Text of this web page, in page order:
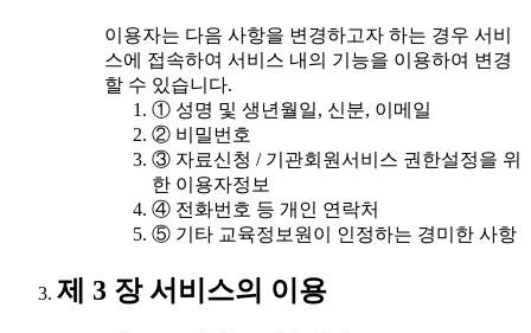
이용자는 다음 사항을 변경하고자 하는 경우 서비
스에 접속하여 서비스 내의 기능을 이용하여 변경
할 수 있습니다.
① 성명 및 생년월일, 신분, 이메일
② 비밀번호
③ 자료신청 / 기관회원서비스 권한설정을 위
한 이용자정보
④ 전화번호 등 개인 연락처
⑤ 기타 교육정보원이 인정하는 경미한 사항
제 3 장 서비스의 이용